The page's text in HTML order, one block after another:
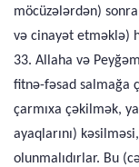
möcüzələrdən)
və cinayət etməklə)
33. Allaha və
fitnə-fəsad salmağa
çarmıxa çəkilmək,
ayaqlarını)
olunmalıdırlar. Bu